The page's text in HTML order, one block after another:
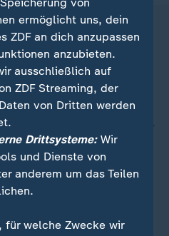
von
ermöglicht uns, dein
ZDF an dich anzupassen
anzubieten.
ausschließlich auf
ZDF Streaming, der
von Dritten werden
Drittsysteme:Wir
und Dienste von
anderem um das Teilen
für welche Zwecke wir